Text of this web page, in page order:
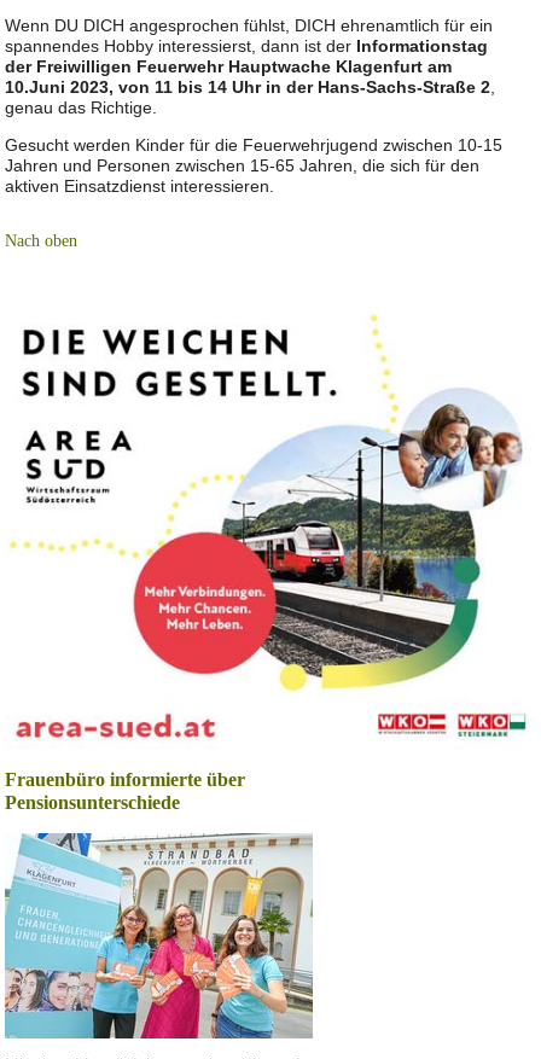
Wenn DU DICH angesprochen fühlst, DICH ehrenamtlich für ein
spannendes Hobby interessierst, dann ist der Informationstag
der Freiwilligen Feuerwehr Hauptwache Klagenfurt am
10.Juni 2023, von 11 bis 14 Uhr in der Hans-Sachs-Straße 2,
genau das Richtige.
Gesucht werden Kinder für die Feuerwehrjugend zwischen 10-15
Jahren und Personen zwischen 15-65 Jahren, die sich für den
aktiven Einsatzdienst interessieren.
Nach oben
Frauenbüro informierte über
Pensionsunterschiede